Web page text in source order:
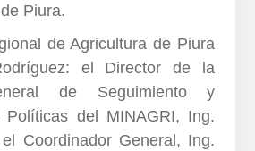
Piura.
de Agricultura de Piura
el Director de la
de Seguimiento y
Políticas del MINAGRI, Ing.
Coordinador General, Ing.